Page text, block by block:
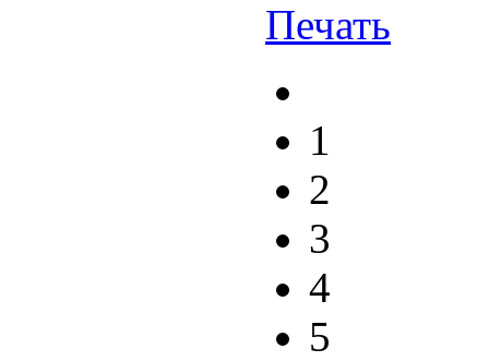
1
2
3
4
5